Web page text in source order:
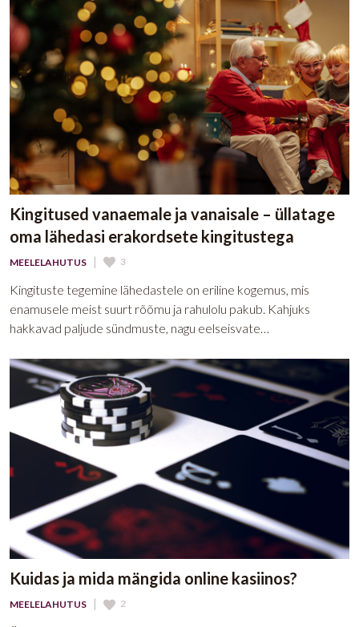
Kingitused vanaemale ja vanaisale – üllatage
oma lähedasi erakordsete kingitustega
MEELELAHUTUS | 3
Kingituste tegemine lähedastele on eriline kogemus, mis
enamusele meist suurt rõõmu ja rahulolu pakub. Kahjuks
hakkavad paljude sündmuste, nagu eelseisvate…
Kuidas ja mida mängida online kasiinos?
MEELELAHUTUS | 2